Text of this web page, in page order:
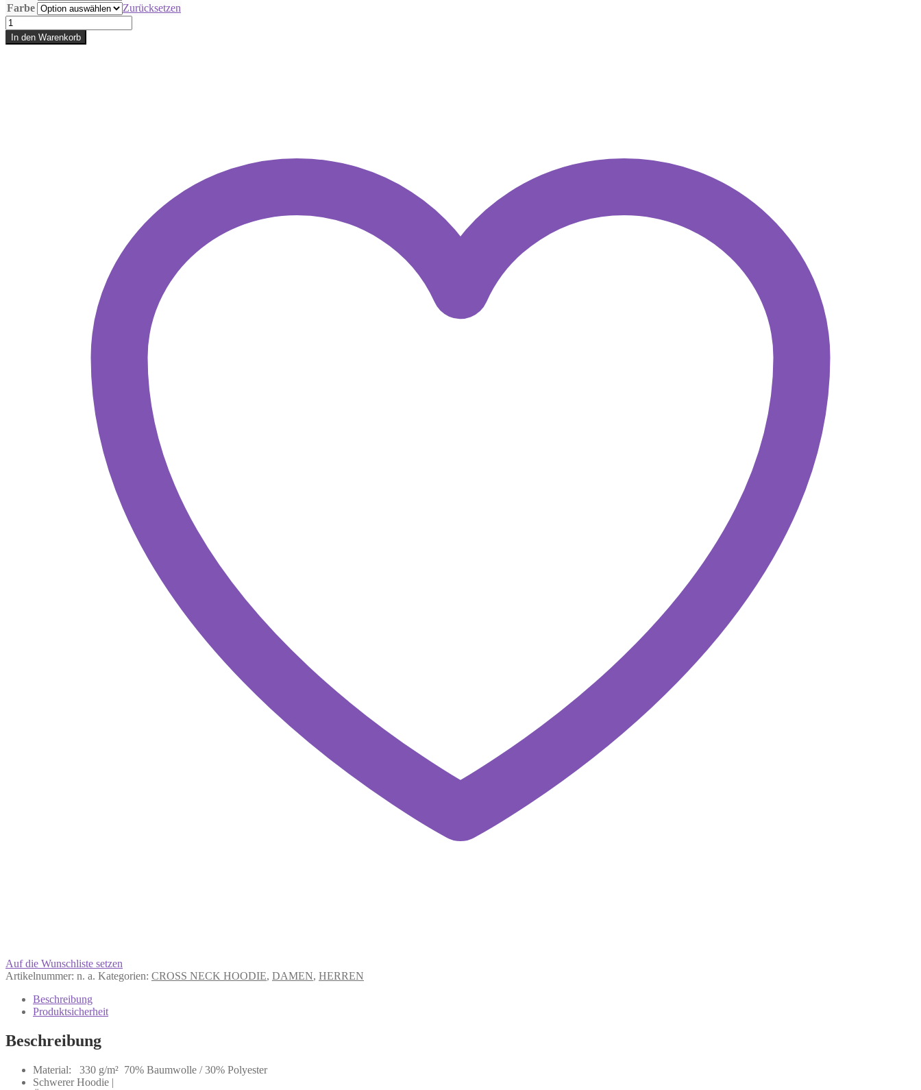
Farbe
Zurücksetzen
Cross
Neck
MASK
In den Warenkorb
Auf die Wunschliste setzen
Artikelnummer: n. a. Kategorien: CROSS NECK HOODIE, DAMEN, HERREN
Beschreibung
Produktsicherheit
Beschreibung
Material: 330 g/m² 70% Baumwolle / 30% Polyester
Schwerer Hoodie |